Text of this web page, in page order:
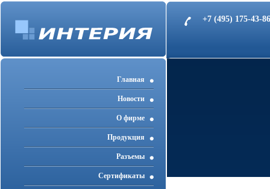
+7 (495) 175-43-
Главная
Новости
О фирме
Продукция
Разъемы
Cертификаты